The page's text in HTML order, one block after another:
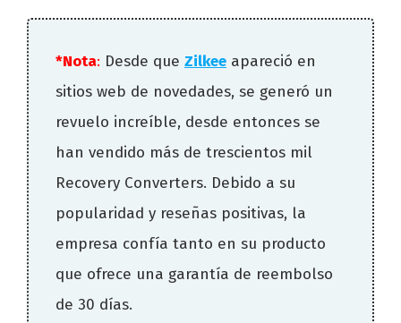
*Nota: Desde que Zilkee apareció en
sitios web de novedades, se generó un
revuelo increíble, desde entonces se
han vendido más de trescientos mil
Recovery Converters. Debido a su
popularidad y reseñas positivas, la
empresa confía tanto en su producto
que ofrece una garantía de reembolso
de 30 días.